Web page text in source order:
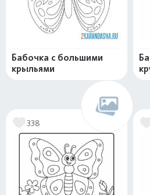
Бабочка с большими
крыльями
338